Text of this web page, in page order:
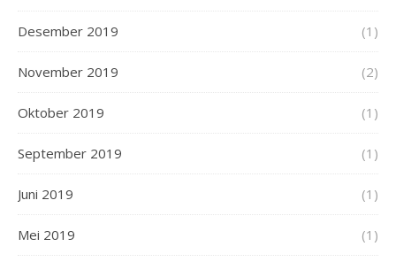
Desember 2019 (1)
November 2019 (2)
Oktober 2019 (1)
September 2019 (1)
Juni 2019 (1)
Mei 2019 (1)